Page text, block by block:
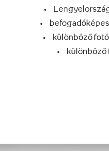
különböző
különböző